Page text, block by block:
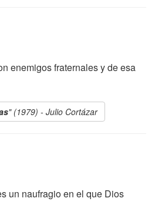
enemigos fraternales y de esa
" (1979) - Julio Cortázar
un naufragio en el que Dios